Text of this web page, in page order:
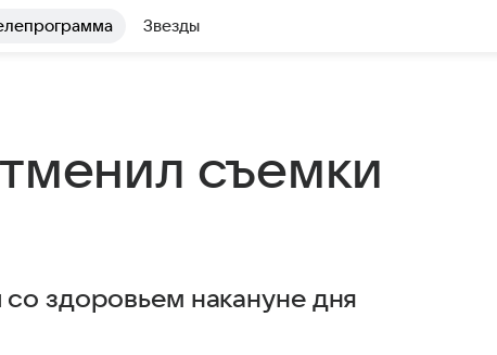
Звезды
съемки
здоровьем накануне дня